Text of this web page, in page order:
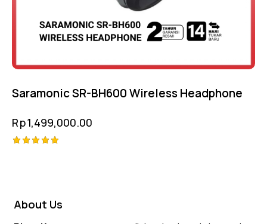
Saramonic SR-BH600 Wireless Headphone
Rp1,499,000.00
About Us